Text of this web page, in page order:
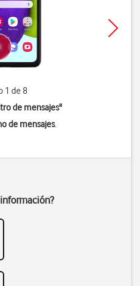
1 de 8
de mensajes"
de mensajes.